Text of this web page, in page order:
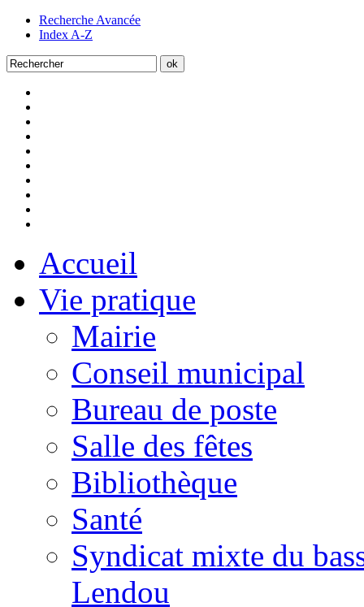
Recherche Avancée
Index A-Z
Accueil
Vie pratique
Mairie
Conseil municipal
Bureau de poste
Salle des fêtes
Bibliothèque
Santé
Syndicat mixte du
Lendou